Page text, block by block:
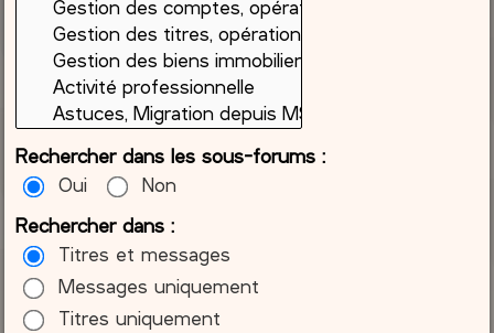
Rechercher dans les sous-forums :
Oui
Non
Rechercher dans :
Titres et messages
Messages uniquement
Titres uniquement